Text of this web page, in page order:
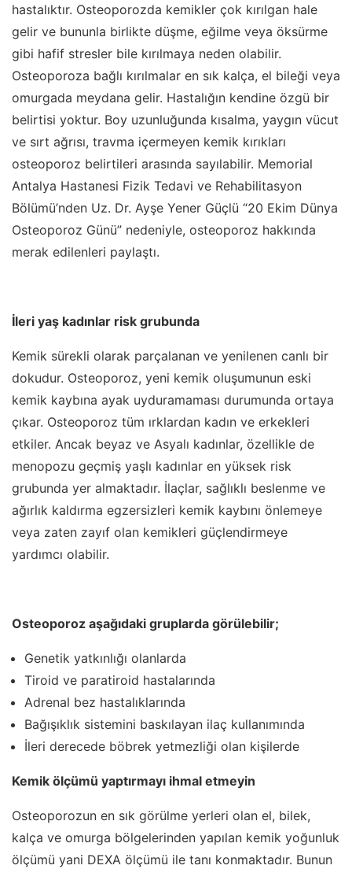
hastalıktır. Osteoporozda kemikler çok kırılgan hale
gelir ve bununla birlikte düşme, eğilme veya öksürme
gibi hafif stresler bile kırılmaya neden olabilir.
Osteoporoza bağlı kırılmalar en sık kalça, el bileği veya
omurgada meydana gelir. Hastalığın kendine özgü bir
belirtisi yoktur. Boy uzunluğunda kısalma, yaygın vücut
ve sırt ağrısı, travma içermeyen kemik kırıkları
osteoporoz belirtileri arasında sayılabilir. Memorial
Antalya Hastanesi Fizik Tedavi ve Rehabilitasyon
Bölümü’nden Uz. Dr. Ayşe Yener Güçlü “20 Ekim Dünya
Osteoporoz Günü” nedeniyle, osteoporoz hakkında
merak edilenleri paylaştı.
İleri yaş kadınlar risk grubunda
Kemik sürekli olarak parçalanan ve yenilenen canlı bir
dokudur. Osteoporoz, yeni kemik oluşumunun eski
kemik kaybına ayak uyduramaması durumunda ortaya
çıkar. Osteoporoz tüm ırklardan kadın ve erkekleri
etkiler. Ancak beyaz ve Asyalı kadınlar, özellikle de
menopozu geçmiş yaşlı kadınlar en yüksek risk
grubunda yer almaktadır. İlaçlar, sağlıklı beslenme ve
ağırlık kaldırma egzersizleri kemik kaybını önlemeye
veya zaten zayıf olan kemikleri güçlendirmeye
yardımcı olabilir.
Osteoporoz aşağıdaki gruplarda görülebilir;
Genetik yatkınlığı olanlarda
Tiroid ve paratiroid hastalarında
Adrenal bez hastalıklarında
Bağışıklık sistemini baskılayan ilaç kullanımında
İleri derecede böbrek yetmezliği olan kişilerde
Kemik ölçümü yaptırmayı ihmal etmeyin
Osteoporozun en sık görülme yerleri olan el, bilek,
kalça ve omurga bölgelerinden yapılan kemik yoğunluk
ölçümü yani DEXA ölçümü ile tanı konmaktadır. Bunun